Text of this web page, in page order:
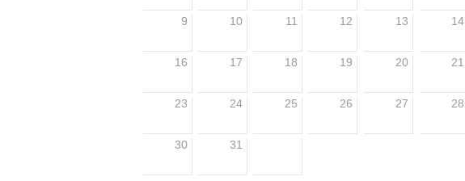
9 10 11 12 13 14
16 17 18 19 20 21
23 24 25 26 27 28
30 31